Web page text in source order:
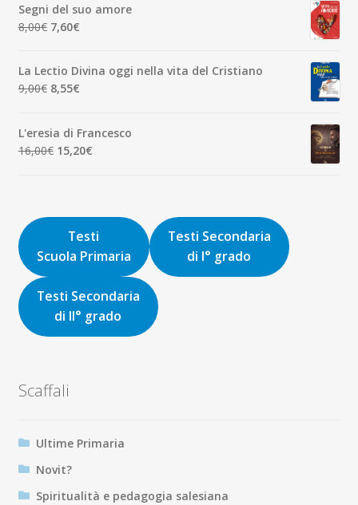
era:
1,90€.
è:
1,81€.
Segni del suo amore
8,00€ Il
era:
8,00€.
7,60€Il
è:
7,60€.
La Lectio Divina oggi nella vita del Cristiano
9,00€ Il
era:
9,00€.
8,55€Il
è:
8,55€.
L'eresia di Francesco
16,00€ Il
16,00€.
15,20€Il
15,20€.
Testi
Scuola Primaria
Testi Secondaria
di I° grado
Testi Secondaria
di II° grado
Scaffali
Ultime Primaria
Novit?
Spiritualità e pedagogia salesiana